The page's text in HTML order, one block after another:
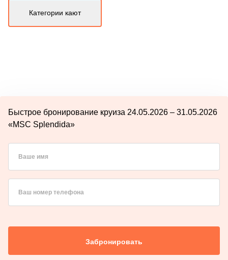
Категории кают
Быстрое бронирование круиза 24.05.2026 – 31.05.2026
«MSC Splendida»
Ваше имя
Ваш номер телефона
Забронировать